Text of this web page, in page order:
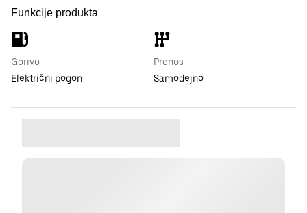
Funkcije produkta
Gorivo
Električni pogon
Prenos
Samodejno